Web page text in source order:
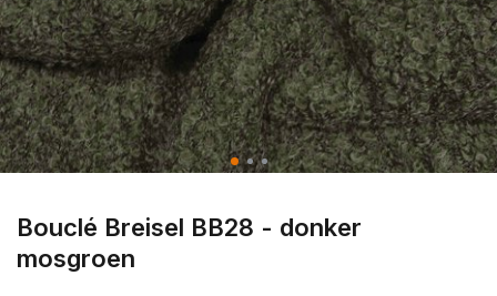
Bouclé Breisel BB28 - donker
mosgroen